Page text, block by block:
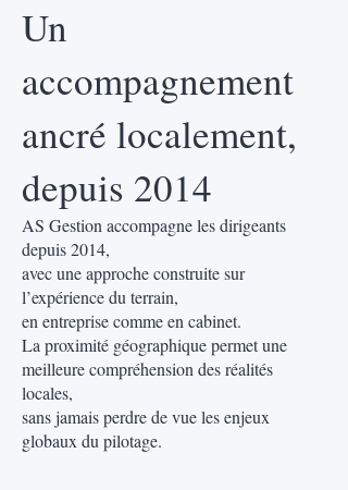
Un
accompagnement
ancré localement,
depuis 2014
AS Gestion accompagne les dirigeants
depuis 2014,
avec une approche construite sur
l’expérience du terrain,
en entreprise comme en cabinet.
La proximité géographique permet une
meilleure compréhension des réalités
locales,
sans jamais perdre de vue les enjeux
globaux du pilotage.